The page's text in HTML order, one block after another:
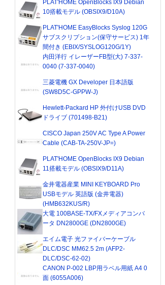
PLAT'HOME OpenBlocks IX9 Debian
10搭載モデル (OBSIX9/D10A)
PLAT'HOME EasyBlocks Syslog 120G
サブスクリプション(保守サービス) 1年
間付き (EBIX/SYSLOG120G/1Y)
内田洋行 イレーザーFB型(大) 7-337-
0040 (7-337-0040)
三菱電機 GX Developer 日本語版
(SW8D5C-GPPW-J)
Hewlett-Packard HP 外付けUSB DVD
ドライブ (701498-B21)
CISCO Japan 250V AC Type A Power
Cable (CAB-TA-250V-JP=)
PLAT'HOME OpenBlocks IX9 Debian
11搭載モデル (OBSIX9/D11A)
金井電器産業 MINI KEYBOARD Pro
USBモデル 英語版 (金井電器)
(HMB632KUS/R)
大電 100BASE-TX/FXメディアコンバ
ータ DN2800GE (DN2800GE)
エイム電子 光ファイバーケーブル
DLC/DSC MM62.5 2m (AFP2-
DLC/DSC-62-02)
CANON P-002 LBP用ラベル用紙 A4 0
面 (6055A006)